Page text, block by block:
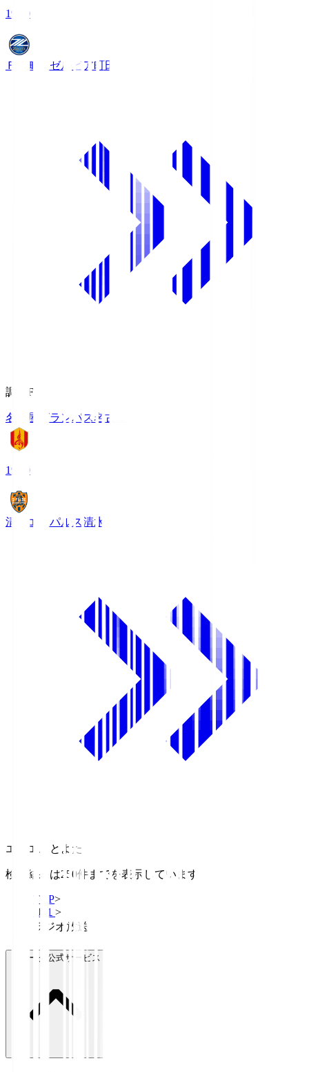
19:00
ＦＣ町田ゼルビア町田
調布FM
名古屋グランパス名古屋
19:00
清水エスパルス 清水
エフエムとよた
検索結果は250件までを表示しています
TOP>
Ｊ１ >
ラジオ放送
Ｊリーグ公式サービス